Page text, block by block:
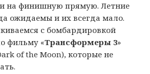
на финишную прямую. Летние
ожидаемы и их всегда мало.
с бомбардировкой
фильму «Трансформеры 3»
of the Moon), которые не